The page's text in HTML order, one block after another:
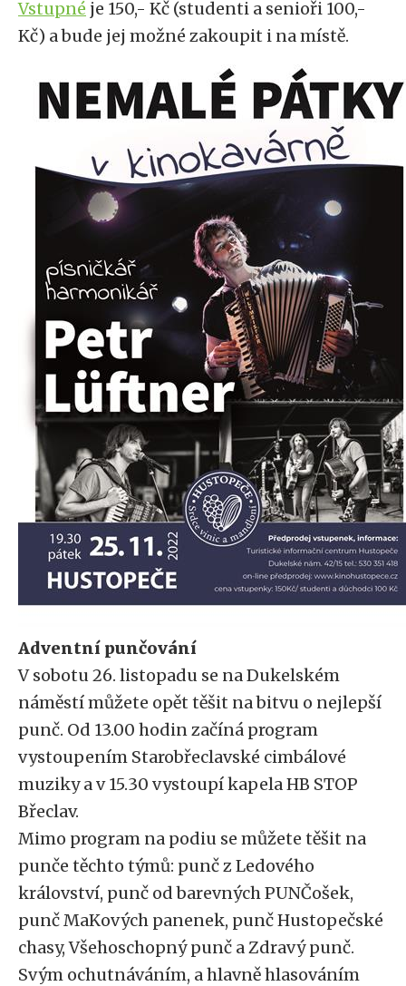
Vstupné je 150,- Kč (studenti a senioři 100,-
Kč) a bude jej možné zakoupit i na místě.
Adventní punčování
V sobotu 26. listopadu se na Dukelském
náměstí můžete opět těšit na bitvu o nejlepší
punč. Od 13.00 hodin začíná program
vystoupením Starobřeclavské cimbálové
muziky a v 15.30 vystoupí kapela HB STOP
Břeclav.
Mimo program na podiu se můžete těšit na
punče těchto týmů: punč z Ledového
království, punč od barevných PUNČošek,
punč MaKových panenek, punč Hustopečské
chasy, Všehoschopný punč a Zdravý punč.
Svým ochutnáváním, a hlavně hlasováním